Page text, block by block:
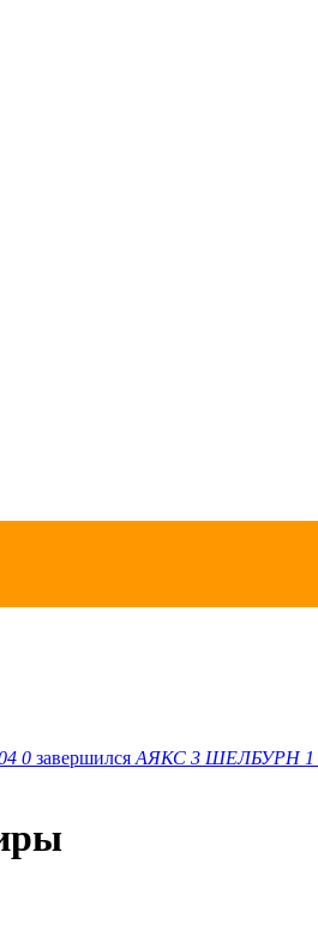
0 завершился АЯКС 3 ШЕЛБУРН 1